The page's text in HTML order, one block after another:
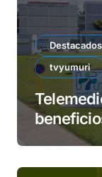
Destacados
tvyumuri